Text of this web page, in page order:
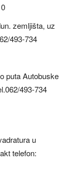
zemljišta, uz
493-734
puta Autobuske
493-734
u
telefon: